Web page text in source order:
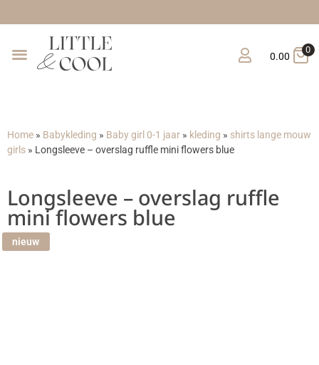
0.00
0
Home » Babykleding » Baby girl 0-1 jaar » kleding » shirts lange mouw
girls » Longsleeve – overslag ruffle mini flowers blue
Longsleeve – overslag ruffle
mini flowers blue
nieuw